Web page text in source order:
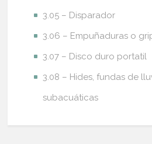
3.05 – Disparador
3.06 – Empuñaduras o
3.07 – Disco duro portatil
3.08 – Hides, fundas de
subacuáticas